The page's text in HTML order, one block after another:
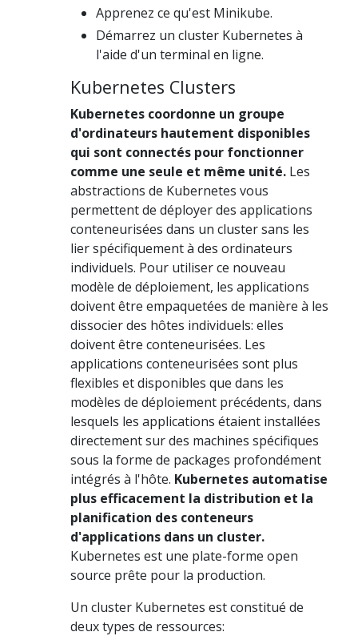
Apprenez ce qu'est Minikube.
Démarrez un cluster Kubernetes à
l'aide d'un terminal en ligne.
Kubernetes Clusters
Kubernetes coordonne un groupe
d'ordinateurs hautement disponibles
qui sont connectés pour fonctionner
comme une seule et même unité. Les
abstractions de Kubernetes vous
permettent de déployer des applications
conteneurisées dans un cluster sans les
lier spécifiquement à des ordinateurs
individuels. Pour utiliser ce nouveau
modèle de déploiement, les applications
doivent être empaquetées de manière à les
dissocier des hôtes individuels: elles
doivent être conteneurisées. Les
applications conteneurisées sont plus
flexibles et disponibles que dans les
modèles de déploiement précédents, dans
lesquels les applications étaient installées
directement sur des machines spécifiques
sous la forme de packages profondément
intégrés à l'hôte. Kubernetes automatise
plus efficacement la distribution et la
planification des conteneurs
d'applications dans un cluster.
Kubernetes est une plate-forme open
source prête pour la production.
Un cluster Kubernetes est constitué de
deux types de ressources: